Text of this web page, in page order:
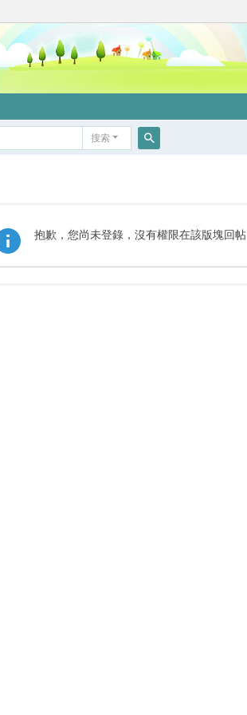
搜索
抱歉，您尚未登錄，沒有權限在該版塊回帖